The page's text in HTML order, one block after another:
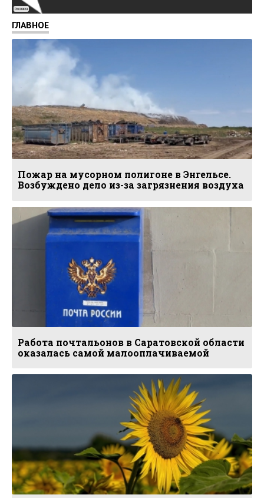
Реклама
ГЛАВНОЕ
Пожар на мусорном полигоне в Энгельсе.
Возбуждено дело из-за загрязнения воздуха
Работа почтальонов в Саратовской области
оказалась самой малооплачиваемой